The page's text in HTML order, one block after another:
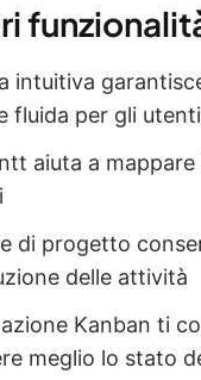
intuitiva
fluida per gli
aiuta a
di progetto
delle attività
Kanban ti
meglio lo stato